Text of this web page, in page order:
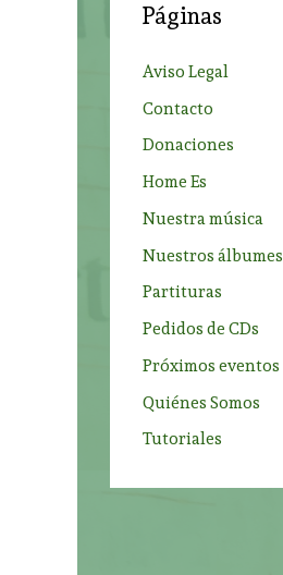
r
:
Páginas
Aviso Legal
Contacto
Donaciones
Home Es
Nuestra música
Nuestros álbumes
Partituras
Pedidos de CDs
Próximos eventos
Quiénes Somos
Tutoriales